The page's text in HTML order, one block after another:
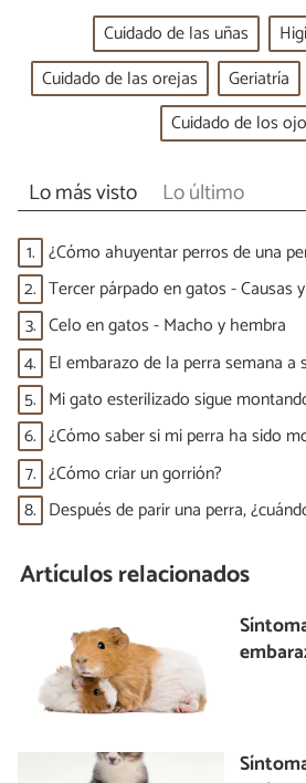
Cuidado de las uñas
Cuidado de las orejas
Geriatría
Cuidado de los
Lo más visto Lo último
1. ¿Cómo ahuyentar perros de una
2. Tercer párpado en gatos - Causas
3. Celo en gatos - Macho y hembra
4. El embarazo de la perra semana a
5. Mi gato esterilizado sigue
6. ¿Cómo saber si mi perra ha sido
7. ¿Cómo criar un gorrión?
8. Después de parir una perra,
Artículos relacionados